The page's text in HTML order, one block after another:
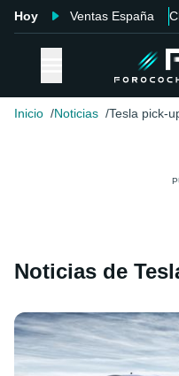
Hoy Ventas España
Inicio Noticias Tesla pick-
Noticias de